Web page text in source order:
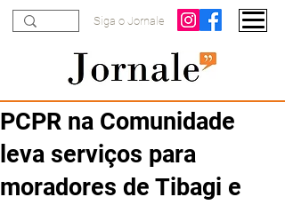
Siga o Jornale
PCPR na Comunidade
leva serviços para
moradores de Tibagi e